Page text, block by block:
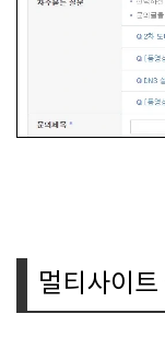
멀티사이트